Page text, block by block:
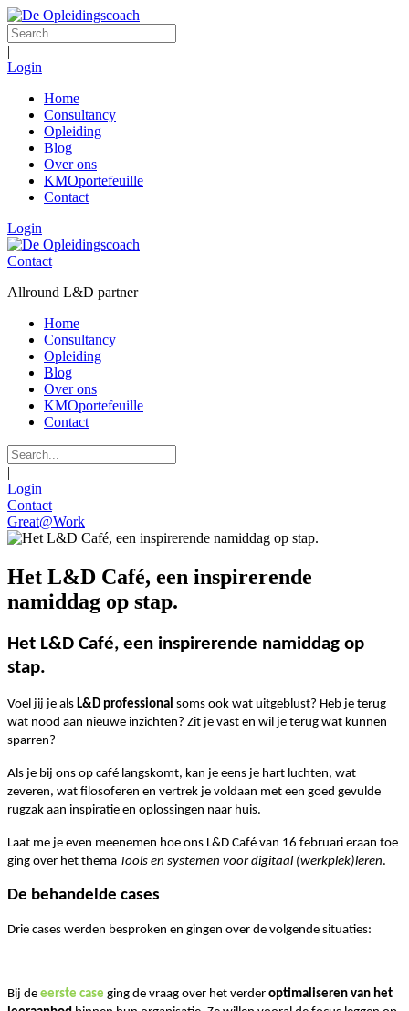
|
Login
Home
Consultancy
Opleiding
Blog
Over ons
KMOportefeuille
Contact
Login
Contact
Allround L&D partner
Home
Consultancy
Opleiding
Blog
Over ons
KMOportefeuille
Contact
|
Login
Contact
Great@Work
Het L&D Café, een inspirerende
namiddag op stap.
Het L&D Café, een inspirerende namiddag op
stap.
Voel jij je als L&D professional soms ook wat uitgeblust? Heb je terug
wat nood aan nieuwe inzichten? Zit je vast en wil je terug wat kunnen
sparren?
Als je bij ons op café langskomt, kan je eens je hart luchten, wat
zeveren, wat filosoferen en vertrek je voldaan met een goed gevulde
rugzak aan inspiratie en oplossingen naar huis.
Laat me je even meenemen hoe ons L&D Café van 16 februari eraan toe
ging over het thema Tools en systemen voor digitaal (werkplek)leren.
De behandelde cases
Drie cases werden besproken en gingen over de volgende situaties:
Bij de eerste case ging de vraag over het verder optimaliseren van het